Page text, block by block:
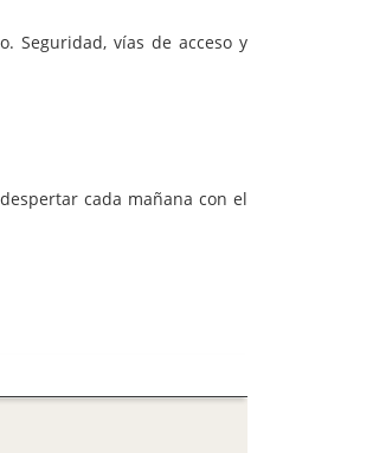
Seguridad, vías de acceso y
cada mañana con el